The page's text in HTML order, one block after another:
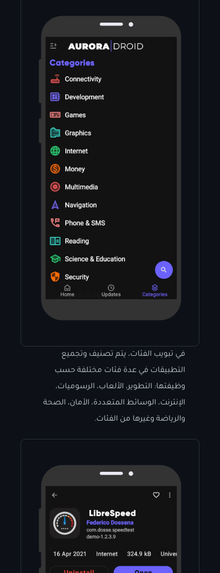
في تبويب الفئات، يتم تصنيف وتجميع
التطبيقات في عدة فئات مختلفة حسب
وظيفتها: التطوير، الألعاب، الرسوميات،
الإنترنت، الوسائط المتعددة، الأمان، الصحة
والرياضة وغيرها من الفئات.